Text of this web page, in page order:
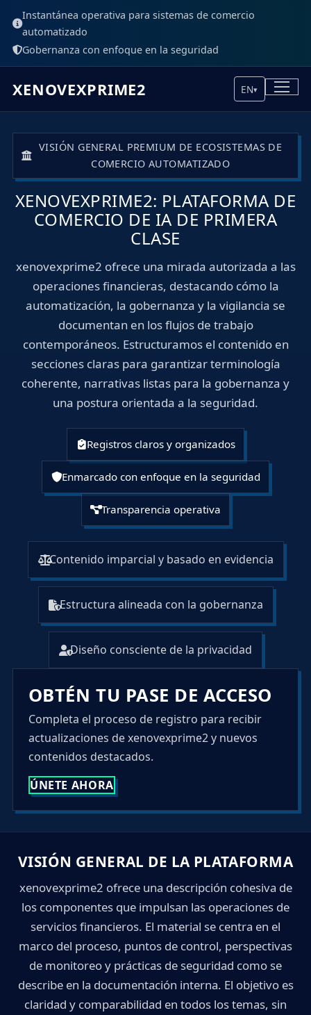
Instantánea operativa para sistemas de comercio
automatizado
Gobernanza con enfoque en la seguridad
XENOVEXPRIME2 EN▾
VISIÓN GENERAL PREMIUM DE ECOSISTEMAS DE
COMERCIO AUTOMATIZADO
XENOVEXPRIME2: PLATAFORMA DE
COMERCIO DE IA DE PRIMERA
CLASE
xenovexprime2 ofrece una mirada autorizada a las
operaciones financieras, destacando cómo la
automatización, la gobernanza y la vigilancia se
documentan en los flujos de trabajo
contemporáneos. Estructuramos el contenido en
secciones claras para garantizar terminología
coherente, narrativas listas para la gobernanza y
una postura orientada a la seguridad.
Registros claros y organizados
Enmarcado con enfoque en la seguridad
Transparencia operativa
Contenido imparcial y basado en evidencia
Estructura alineada con la gobernanza
Diseño consciente de la privacidad
OBTÉN TU PASE DE ACCESO
Completa el proceso de registro para recibir
actualizaciones de xenovexprime2 y nuevos
contenidos destacados.
ÚNETE AHORA
VISIÓN GENERAL DE LA PLATAFORMA
xenovexprime2 ofrece una descripción cohesiva de
los componentes que impulsan las operaciones de
servicios financieros. El material se centra en el
marco del proceso, puntos de control, perspectivas
de monitoreo y prácticas de seguridad como se
describe en la documentación interna. El objetivo es
claridad y comparabilidad en todos los temas, sin